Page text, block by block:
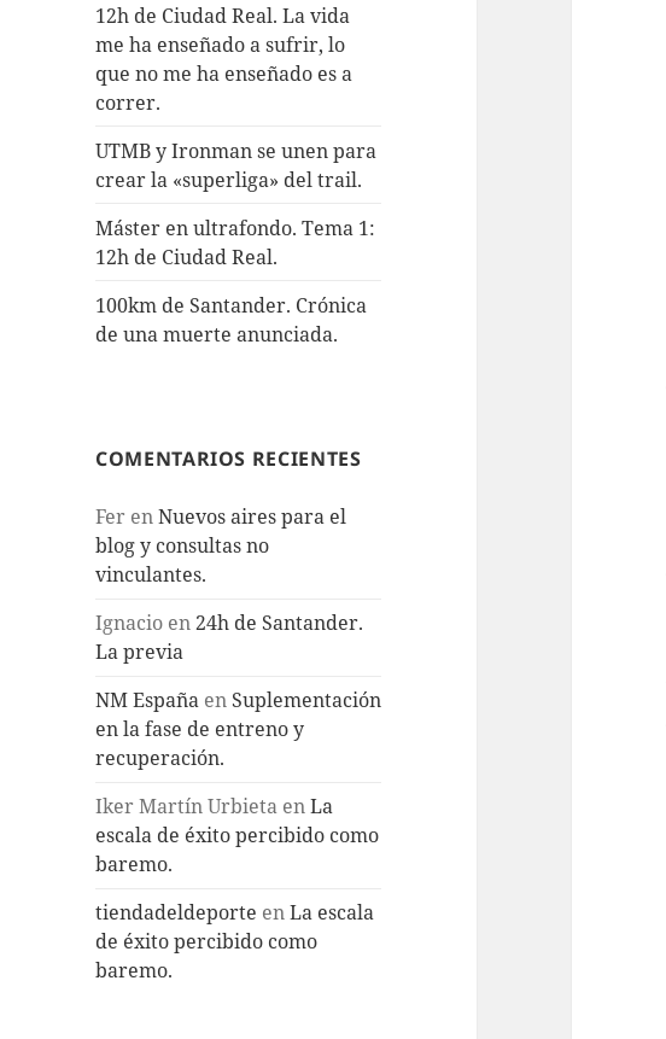
12h de Ciudad Real. La vida
me ha enseñado a sufrir, lo
que no me ha enseñado es a
correr.
UTMB y Ironman se unen para
crear la «superliga» del trail.
Máster en ultrafondo. Tema 1:
12h de Ciudad Real.
100km de Santander. Crónica
de una muerte anunciada.
COMENTARIOS RECIENTES
Fer enNuevos aires para el
blog y consultas no
vinculantes.
Ignacio en24h de Santander.
La previa
NM España en Suplementación
en la fase de entreno y
recuperación.
Iker Martín Urbieta enLa
escala de éxito percibido como
baremo.
tiendadeldeporte enLa escala
de éxito percibido como
baremo.